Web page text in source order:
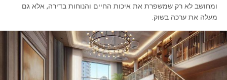
ומחושב לא רק שמשפרת את איכות החיים והנוחות בדירה, אלא גם
מעלה את ערכה בשוק.
remove_circle_outline הקטנת גופן
spellcheck גופן קריא
brightness_high ניגודיות בהירה
ניגודיות כהה